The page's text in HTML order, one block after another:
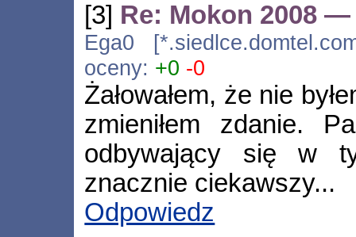
[3] Re: Mokon 2008
Ega0
oceny: +0 -0
Żałowałem, że nie
zmieniłem zdanie.
odbywający się w
znacznie ciekawszy...
Odpowiedz